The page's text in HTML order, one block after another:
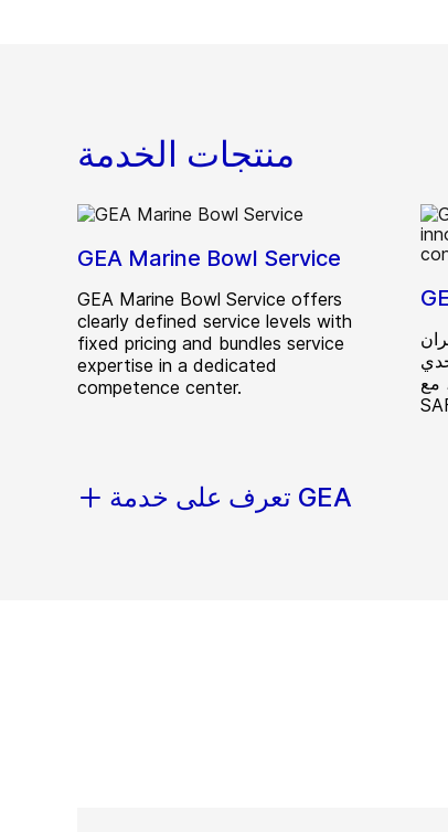
منتجات الخدمة
GEA Marine Bowl Service
GEA Marine Bowl Service offers
clearly defined service levels with
fixed pricing and bundles service
expertise in a dedicated
competence center.
مع
تعرف على خدمة GEA